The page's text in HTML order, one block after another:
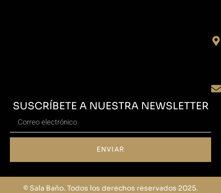
SUSCRÍBETE A NUESTRA NEWSLETTER
ENVIAR
© Sala Baño. Todos los derechos reservados 2025.